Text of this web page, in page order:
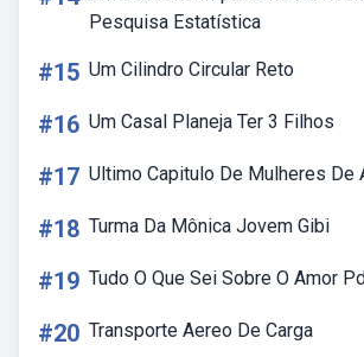
Pesquisa Estatística
#15 Um Cilindro Circular Reto
#16 Um Casal Planeja Ter 3 Filhos
#17 Ultimo Capitulo De Mulheres De
#18 Turma Da Mônica Jovem Gibi
#19 Tudo O Que Sei Sobre O Amor
#20 Transporte Aereo De Carga